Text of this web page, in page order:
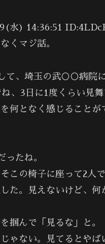
水) 14:36:51
くマジ話。
て、埼玉の武○○病院に
、3日に1度くらい見舞
何となく感じることが
たね。
この椅子に座って2人
た。見えないけど、何
掴んで「見るな」と。
ゃない。見てるとやば